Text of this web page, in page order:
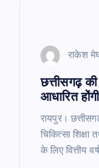
राकेश
छत्तीसगढ़
आधारित
रायपुर।
चिकित्सा
के लिए वित्तीय